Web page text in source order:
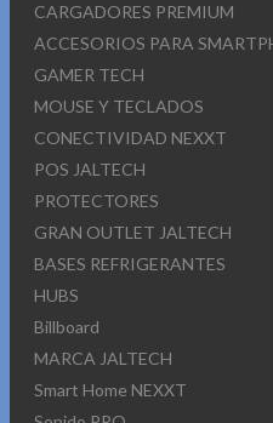
CARGADORES PREMIUM
ACCESORIOS PARA
GAMER TECH
MOUSE Y TECLADOS
CONECTIVIDAD NEXXT
POS JALTECH
PROTECTORES
GRAN OUTLET JALTECH
BASES REFRIGERANTES
HUBS
Billboard
MARCA JALTECH
Smart Home NEXXT